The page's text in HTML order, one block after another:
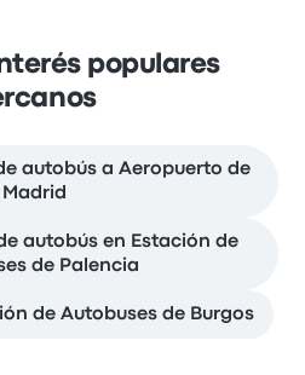
populares
autobús a Aeropuerto de
Madrid
autobús en Estación de
de Palencia
de Autobuses de Burgos